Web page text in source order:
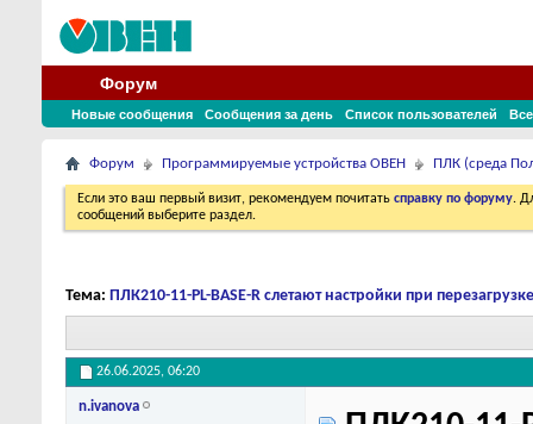
Форум
Новые сообщения Сообщения за день Список пользователей
Форум Программируемые устройства ОВЕН ПЛК (среда
Если это ваш первый визит, рекомендуем почитать справку по форуму.
сообщений выберите раздел.
Тема: ПЛК210-11-PL-BASE-R слетают настройки при перезагрузке
26.06.2025, 06:20
n.ivanova